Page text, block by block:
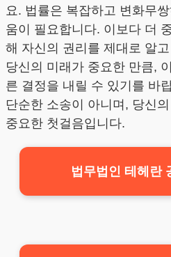
요. 법률은 복잡하고 변화무
움이 필요합니다. 이보다 더
해 자신의 권리를 제대로 알
당신의 미래가 중요한 만큼,
른 결정을 내릴 수 있기를 바
단순한 소송이 아니며, 당신
중요한 첫걸음입니다.
법무법인 테헤란